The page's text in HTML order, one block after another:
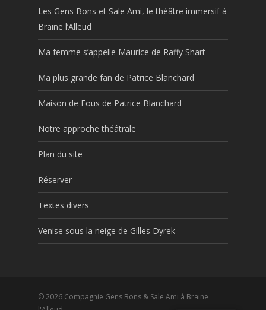
Les Gens Bons et Sale Ami, le théâtre immersif à
Braine l’Alleud
Ma femme s’appelle Maurice de Raffy Shart
Ma plus grande fan de Patrice Blanchard
Maison de Fous de Patrice Blanchard
Notre approche théâtrale
Plan du site
Réserver
Textes divers
Venise sous la neige de Gilles Dyrek
© 2026 Compagnie Gens Bons & Sale Ami à Braine